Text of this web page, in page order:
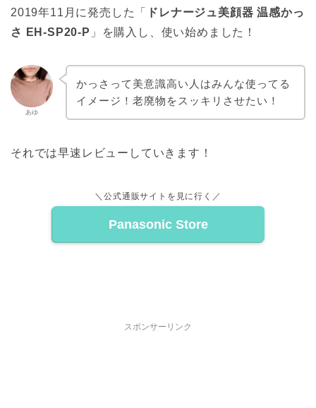
2019年11月に発売した「
ドレナージュ美顔器 温感かっ
さ EH-SP20-P 」を購入し、使い始めました！
あゆ
かっさって美意識高い人はみんな使ってる
イメージ！老廃物をスッキリさせたい！
それでは早速レビューしていきます！
＼公式通販サイトを見に行く／
Panasonic Store
スポンサーリンク